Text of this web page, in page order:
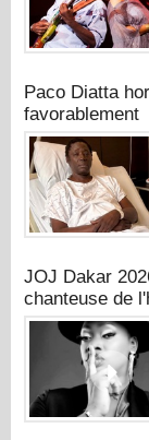
Paco Diatta
favorablement
JOJ Dakar
chanteuse de